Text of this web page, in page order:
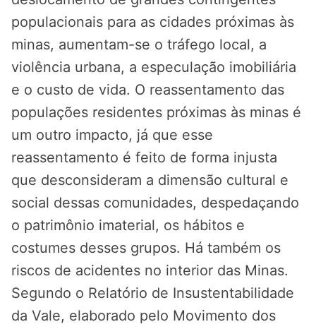
populacionais para as cidades próximas às
minas, aumentam-se o tráfego local, a
violência urbana, a especulação imobiliária
e o custo de vida. O reassentamento das
populações residentes próximas às minas é
um outro impacto, já que esse
reassentamento é feito de forma injusta
que desconsideram a dimensão cultural e
social dessas comunidades, despedaçando
o patrimônio imaterial, os hábitos e
costumes desses grupos. Há também os
riscos de acidentes no interior das Minas.
Segundo o Relatório de Insustentabilidade
da Vale, elaborado pelo Movimento dos